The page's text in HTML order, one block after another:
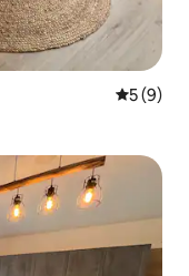
Note
5 (9)
aimés